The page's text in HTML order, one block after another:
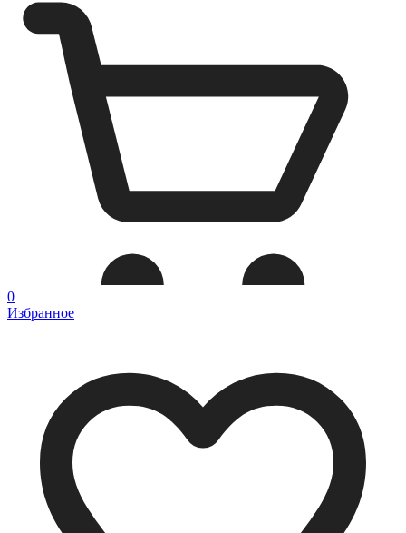
0
Избранное